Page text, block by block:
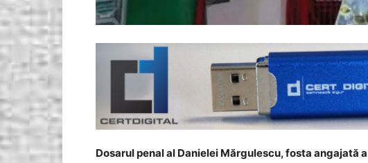
Dosarul penal al Danielei Mărgulescu, fosta angajată